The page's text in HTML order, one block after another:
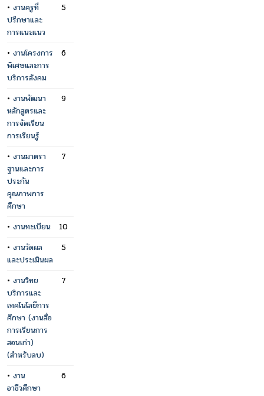
• งานครูที่
ปรึกษาและ
การแนะแนว
5
• งานโครงการ
พิเศษและการ
บริการสังคม
6
• งานพัฒนา
หลักสูตรและ
การจัดเรียน
การเรียนรู้
9
• งานมาตรา
ฐานและการ
ประกัน
คุณภาพการ
ศึกษา
7
• งานทะเบียน
10
• งานวัดผล
และประเมินผล
5
• งานวิทย
บริการและ
เทคโนโลยีการ
ศึกษา (งานสื่อ
การเรียนการ
สอนเก่า)
(สำหรับลบ)
7
• งาน
อาชีวศึกษา
6